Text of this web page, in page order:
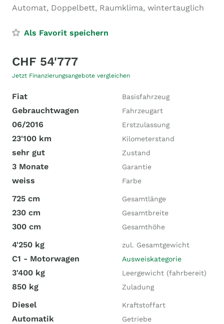
Automat, Doppelbett, Raumklima, wintertauglich
Als Favorit speichern
CHF 54'777
Jetzt Finanzierungsangebote vergleichen
Fiat Basisfahrzeug
Gebrauchtwagen Fahrzeugart
06/2016 Erstzulassung
23'100 km Kilometerstand
sehr gut Zustand
3 Monate Garantie
weiss Farbe
725 cm Gesamtlänge
230 cm Gesamtbreite
300 cm Gesamthöhe
4'250 kg zul. Gesamtgewicht
C1 - Motorwagen Ausweiskategorie
3'400 kg Leergewicht (fahrbereit)
850 kg Zuladung
Diesel Kraftstoffart
Automatik Getriebe